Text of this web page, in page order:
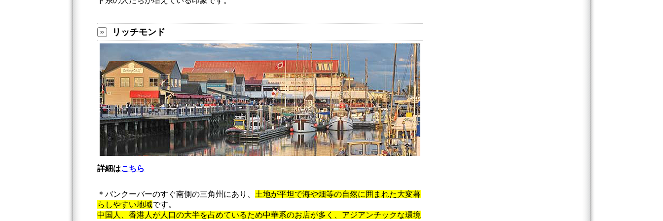
リッチモンド
詳細はこちら
＊バンクーバーのすぐ南側の三角州にあり、 土地が平坦で海や畑等の自然に囲まれた大変暮
らしやすい地域です。
中国人、香港人が人口の大半を占めているため中華系のお店が多く、アジアンチックな環境